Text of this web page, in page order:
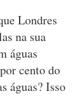
Londres
na sua
águas
cento do
águas? Isso